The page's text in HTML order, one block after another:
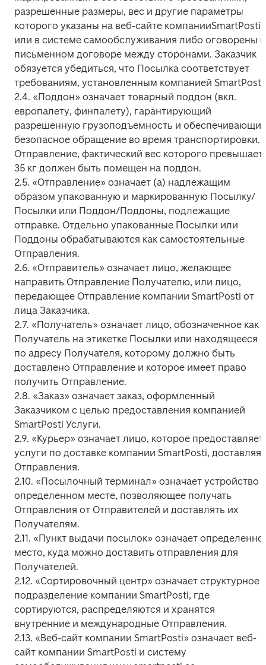
разрешенные размеры, вес и другие параметры
которого указаны на веб-сайте компанииSmartPosti
или в системе самообслуживания либо оговорены в
письменном договоре между сторонами. Заказчик
обязуется убедиться, что Посылка соответствует
требованиям, установленным компанией SmartPosti.
2.4. «Поддон» означает товарный поддон (вкл.
европалету, финпалету), гарантирующий
разрешенную грузоподъемность и
безопасное обращение во время транспортировки.
Отправление, фактический вес которого превышает
35 кг должен быть помещен на поддон.
2.5. «Отправление» означает (а) надлежащим
образом упакованную и маркированную Посылку/
Посылки или Поддон/Поддоны, подлежащие
отправке. Отдельно упакованные Посылки или
Поддоны обрабатываются как самостоятельные
Отправления.
2.6. «Отправитель» означает лицо, желающее
направить Отправление Получателю, или лицо,
передающее Отправление компании SmartPosti от
лица Заказчика.
2.7. «Получатель» означает лицо, обозначенное как
Получатель на этикетке Посылки или находящееся
по адресу Получателя, которому должно быть
доставлено Отправление и которое имеет право
получить Отправление.
2.8. «Заказ» означает заказ, оформленный
Заказчиком с целью предоставления компанией
SmartPosti Услуги.
2.9. «Курьер» означает лицо, которое предоставляет
услуги по доставке компании SmartPosti, доставляя
Отправления.
2.10. «Посылочный терминал» означает устройство в
определенном месте, позволяющее получать
Отправления от Отправителей и доставлять их
Получателям.
2.11. «Пункт выдачи посылок» означает
место, куда можно доставить отправления для
Получателей.
2.12. «Сортировочный центр» означает структурное
подразделение компании SmartPosti, где
сортируются, распределяются и хранятся
внутренние и международные Отправления.
2.13. «Веб-сайт компании SmartPosti» означает веб-
сайт компании SmartPosti и систему